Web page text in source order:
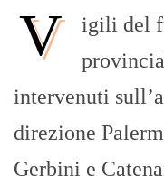
V
igili del
intervenuti
direzione
Gerbini e